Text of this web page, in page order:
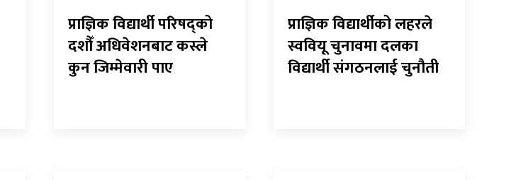
प्राज्ञिक विद्यार्थी परिषद्को
दशौँ अधिवेशनबाट कस्ले
कुन जिम्मेवारी पाए
प्राज्ञिक विद्यार्थीको लहरले
स्ववियू चुनावमा दलका
विद्यार्थी संगठनलाई चुनौती